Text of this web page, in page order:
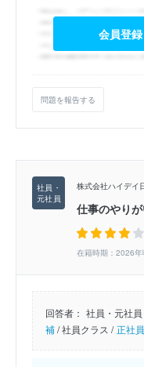
会員登
問題を報告する
株式会社ハイデイ
仕事のやり
在籍時期：2026
回答者： 社員・元社員
補/社員クラス / 正社員